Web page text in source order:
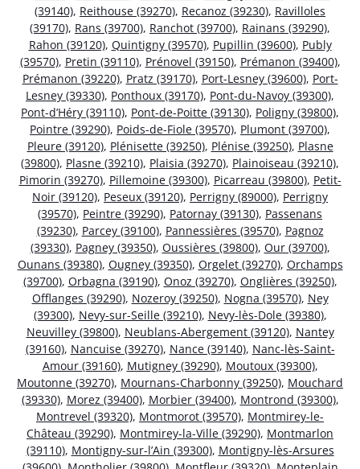
(39140), Reithouse (39270), Recanoz (39230), Ravilloles
(39170), Rans (39700), Ranchot (39700), Rainans (39290),
Rahon (39120), Quintigny (39570), Pupillin (39600), Publy
(39570), Pretin (39110), Prénovel (39150), Prémanon (39400),
Prémanon (39220), Pratz (39170), Port-Lesney (39600), Port-
Lesney (39330), Ponthoux (39170), Pont-du-Navoy (39300),
Pont-d’Héry (39110), Pont-de-Poitte (39130), Poligny (39800),
Pointre (39290), Poids-de-Fiole (39570), Plumont (39700),
Pleure (39120), Plénisette (39250), Plénise (39250), Plasne
(39800), Plasne (39210), Plaisia (39270), Plainoiseau (39210),
Pimorin (39270), Pillemoine (39300), Picarreau (39800), Petit-
Noir (39120), Peseux (39120), Perrigny (89000), Perrigny
(39570), Peintre (39290), Patornay (39130), Passenans
(39230), Parcey (39100), Pannessières (39570), Pagnoz
(39330), Pagney (39350), Oussières (39800), Our (39700),
Ounans (39380), Ougney (39350), Orgelet (39270), Orchamps
(39700), Orbagna (39190), Onoz (39270), Onglières (39250),
Offlanges (39290), Nozeroy (39250), Nogna (39570), Ney
(39300), Nevy-sur-Seille (39210), Nevy-lès-Dole (39380),
Neuvilley (39800), Neublans-Abergement (39120), Nantey
(39160), Nancuise (39270), Nance (39140), Nanc-lès-Saint-
Amour (39160), Mutigney (39290), Moutoux (39300),
Moutonne (39270), Mournans-Charbonny (39250), Mouchard
(39330), Morez (39400), Morbier (39400), Montrond (39300),
Montrevel (39320), Montmorot (39570), Montmirey-le-
Château (39290), Montmirey-la-Ville (39290), Montmarlon
(39110), Montigny-sur-l’Ain (39300), Montigny-lès-Arsures